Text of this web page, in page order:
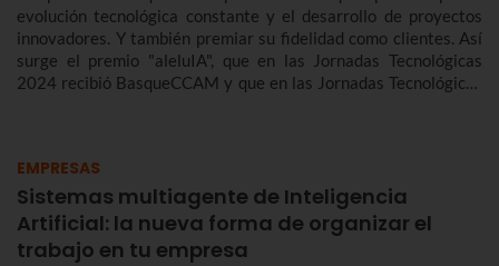
evolución tecnológica constante y el desarrollo de proyectos
innovadores. Y también premiar su fidelidad como clientes. Así
surge el premio "aleluIA", que en las Jornadas Tecnológicas
2024 recibió BasqueCCAM y que en las Jornadas Tecnológicas
EMPRESAS
Sistemas multiagente de Inteligencia
Artificial: la nueva forma de organizar el
trabajo en tu empresa